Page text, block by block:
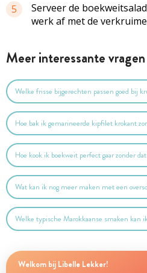
5
Serveer de
werk af met de
Meer interessante vragen
Welke frisse bijgerechten passen goed bij
Hoe bak ik gemarineerde kipfilet krokant
Hoe kook ik boekweit perfect gaar zonder
Wat kan ik nog meer maken met een
Welke typische Marokkaanse smaken kan
Welkom bij Libelle Lekker!